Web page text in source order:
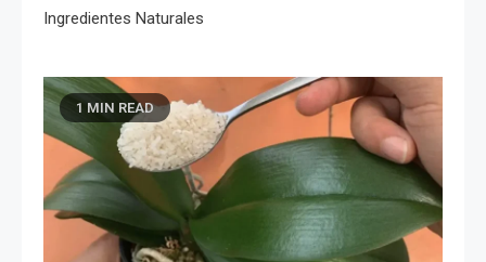
Ingredientes Naturales
1 MIN READ